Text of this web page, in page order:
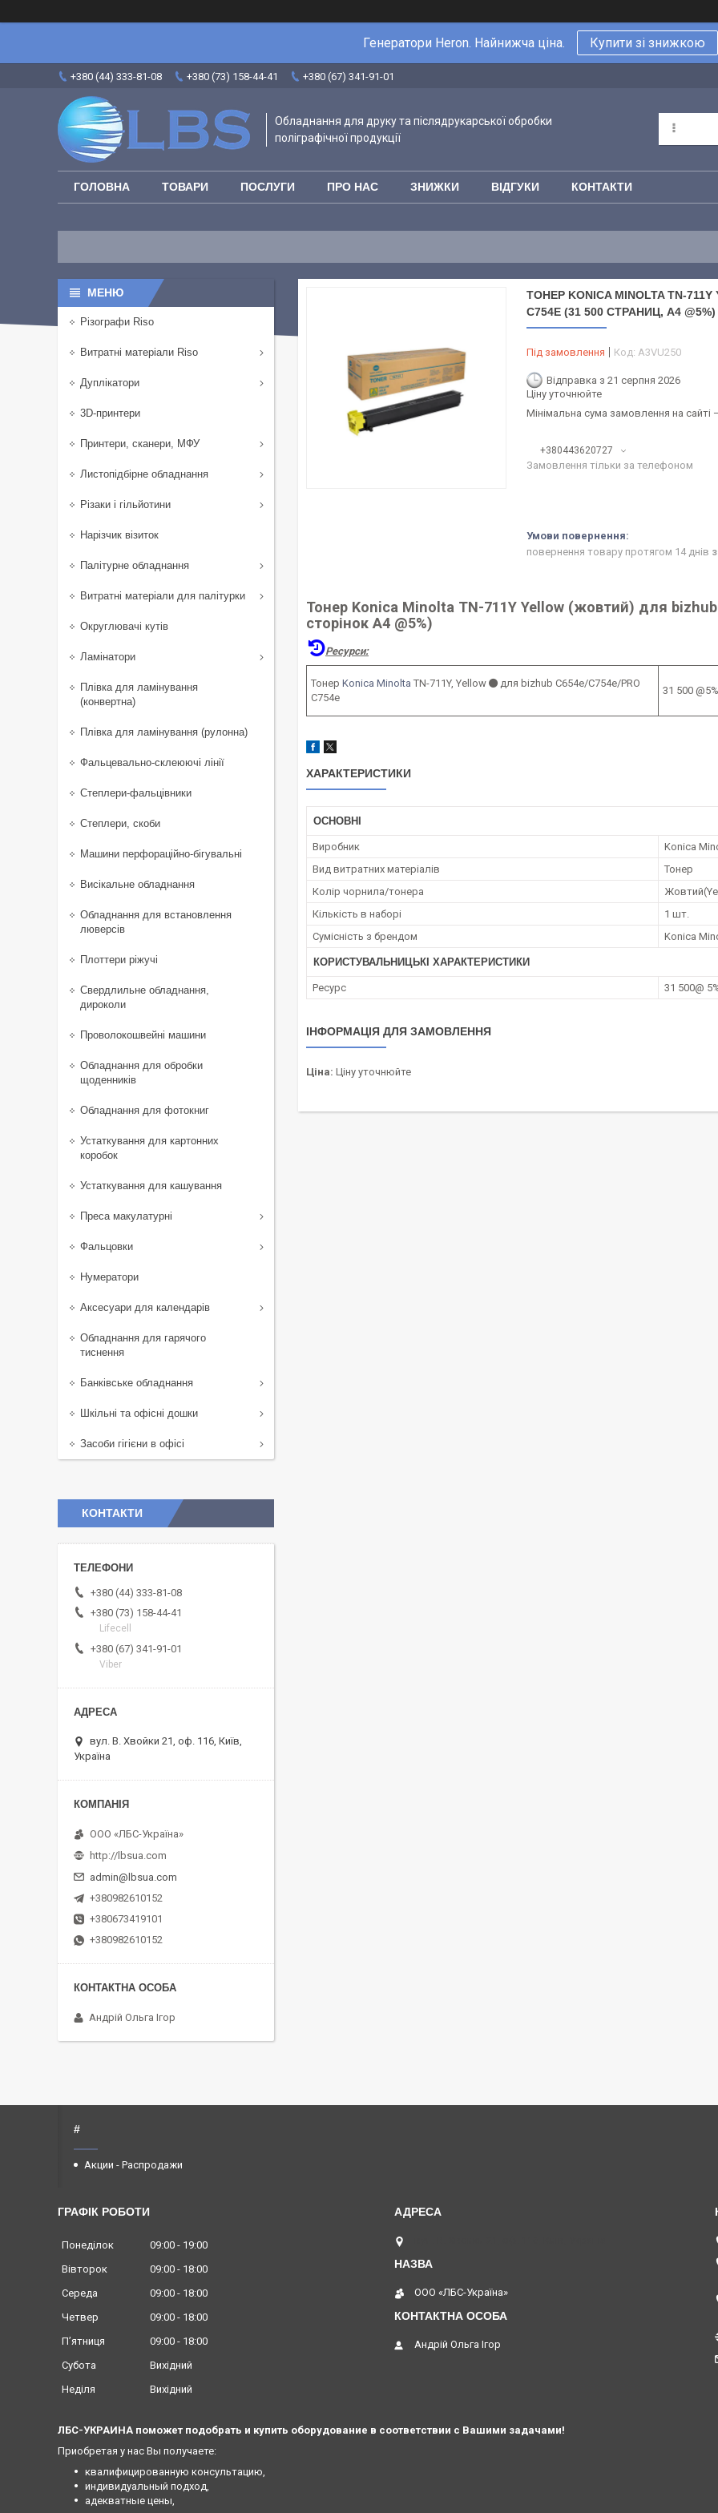
Генератори Heron. Найнижча ціна. Купити зі знижкою
+380 (44) 333-81-08 +380 (73) 158-44-41 +380 (67) 341-91-01
Обладнання для друку та післядрукарської обробки
поліграфічної продукції
ГОЛОВНА ТОВАРИ ПОСЛУГИ ПРО НАС ЗНИЖКИ ВІДГУКИ КОНТАКТИ
ТОНЕР KONICA MINOLTA TN-
C754E (31 500 СТРАНИЦ, А4 @5%)
Під замовлення Код: A3VU250
Відправка з 21 серпня 2026
Ціну уточнюйте
Мінімальна сума замовлення на сайті
+380443620727
Замовлення тільки за телефоном
повернення товару протягом 14 днів
Тонер Konica Minolta TN-711Y Yellow (жовтий) для bizhub
сторінок А4 @5%)
Ресурси:
Тонер Konica Minolta TN-711Y, Yellow для bizhub С654е/C754e/PRO
C754e
31 500 @5%
ХАРАКТЕРИСТИКИ
ОСНОВНІ
Виробник
Konica
Вид витратних матеріалів
Тонер
Колір чорнила/тонера
Кількість в наборі
1 шт.
Сумісність з брендом
Konica
КОРИСТУВАЛЬНИЦЬКІ ХАРАКТЕРИСТИКИ
Ресурс 31 500@
ІНФОРМАЦІЯ ДЛЯ ЗАМОВЛЕННЯ
Ціна: Ціну уточнюйте
Різографи Riso
Витратні матеріали Riso
Дуплікатори
3D-принтери
Принтери, сканери, МФУ
Листопідбірне обладнання
Різаки і гільйотини
Нарізчик візиток
Палітурне обладнання
Витратні матеріали для палітурки
Округлювачі кутів
Ламінатори
Плівка для ламінування
(конвертна)
Плівка для ламінування (рулонна)
Фальцевально-склеюючі лінії
Степлери-фальцівники
Степлери, скоби
Машини перфораційно-бігувальні
Висікальне обладнання
Обладнання для встановлення
люверсів
Плоттери ріжучі
Свердлильне обладнання,
дироколи
Проволокошвейні машини
Обладнання для обробки
щоденників
Обладнання для фотокниг
Устаткування для картонних
коробок
Устаткування для кашування
Преса макулатурні
Фальцовки
Нумератори
Аксесуари для календарів
Обладнання для гарячого
тиснення
Банківське обладнання
Шкільні та офісні дошки
Засоби гігієни в офісі
КОНТАКТИ
+380 (44) 333-81-08
+380 (73) 158-44-41
Lifecell
+380 (67) 341-91-01
Viber
вул. В. Хвойки 21, оф. 116, Київ,
Україна
ООО «ЛБС-Україна»
http://lbsua.com
admin@lbsua.com
+380982610152
+380673419101
+380982610152
Андрій Ольга Ігор
#
Акции - Распродажи
ГРАФІК РОБОТИ
Понеділок 09:00
19:00
Вівторок
09:00
18:00
Середа
09:00
18:00
Четвер
09:00
18:00
Пʼятниця
09:00
18:00
Субота
Вихідний
Неділя
Вихідний
ООО «ЛБС-Україна»
Андрій Ольга Ігор
ЛБС-УКРАИНА поможет подобрать и купить оборудование в соответствии с Вашими задачами!
Приобретая у нас Вы получаете:
квалифицированную консультацию,
индивидуальный подход,
адекватные цены,